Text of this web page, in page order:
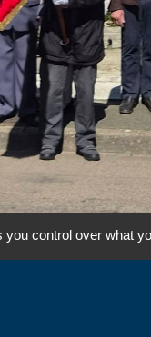
control over what